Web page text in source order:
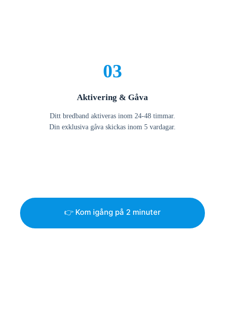
03
Aktivering & Gåva
Ditt bredband aktiveras inom 24-48 timmar.
Din exklusiva gåva skickas inom 5 vardagar.
👉 Kom igång på 2 minuter